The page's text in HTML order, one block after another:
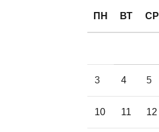
ПН ВТ СР
3 4 5
10 11 12